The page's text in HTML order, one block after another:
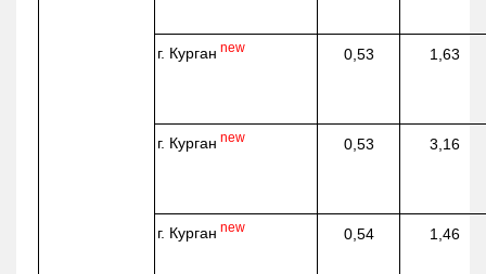
г. Курган new 0,53 1,63
г. Курган new 0,53 3,16
г. Курган new 0,54 1,46